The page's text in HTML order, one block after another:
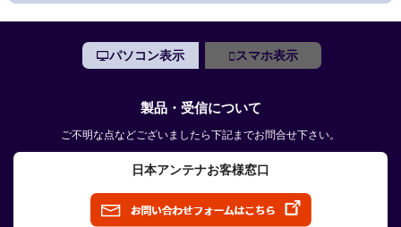
パソコン表示 スマホ表示
製品・受信について
ご不明な点などございましたら下記までお問合せ下さい。
日本アンテナお客様窓口